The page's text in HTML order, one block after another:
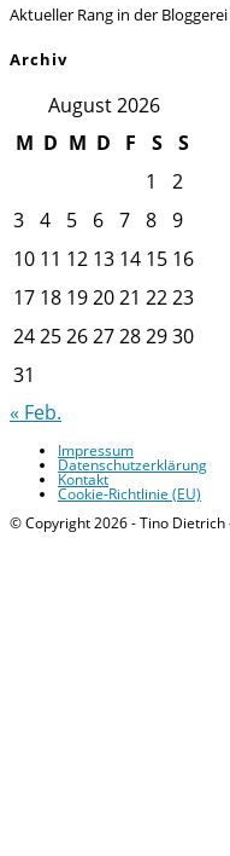
Aktueller Rang in der Bloggerei
Archiv
August 2026
M D M D F S
S
1
2
3 4 5 6 7 8 9
10 11 12 13 14 15 16
17 18 192021 2223
24252627282930
31
« Feb.
Impressum
Datenschutzerklärung
Kontakt
Cookie-Richtlinie (EU)
© Copyright 2026 - Tino Dietrich